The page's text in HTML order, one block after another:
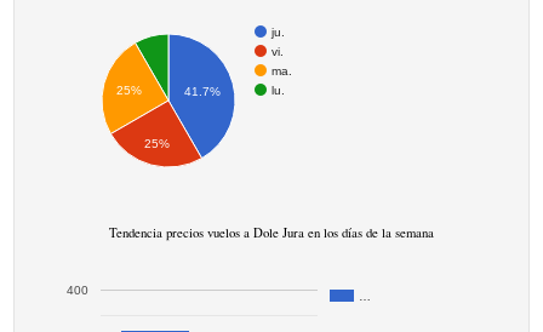
ju.
vi.
ma.
lu.
41.7%
25%
25%
Tendencia precios vuelos a Dole Jura en los días de la semana
400